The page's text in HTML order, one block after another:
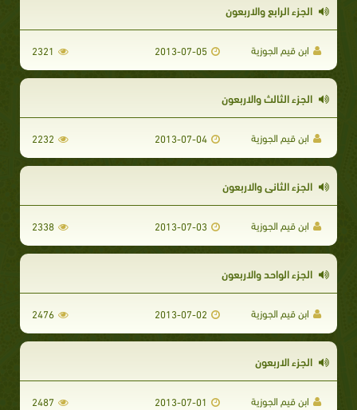
الجزء الرابع والاربعون
ابن قيم الجوزية 2013-07-05
2321
الجزء الثالث والاربعون
ابن قيم الجوزية 2013-07-04
2232
الجزء الثاني والاربعون
ابن قيم الجوزية 2013-07-03
2338
الجزء الواحد والاربعون
ابن قيم الجوزية 2013-07-02
2476
الجزء الاربعون
ابن قيم الجوزية 2013-07-01
2487